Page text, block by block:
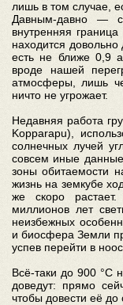
лишь в том случае,
Давным-давно —
внутренняя
находится
есть не ближе 0,9
вроде нашей
атмосферы, лишь
ничто не угрожает.
Недавняя работа
Kopparapu),
солнечных лучей
совсем иные
зоны обитаемости
жизнь на земкубе
же скоро
миллионов лет
неизбежных
и биосфера Земли
успев перейти в
Всё-таки до 900 °C
доведут: прямо
чтобы довести её до